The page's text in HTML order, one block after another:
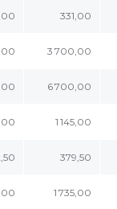
331,00
3 700,00
6 700,00
1 145,00
379,50
1 735,00